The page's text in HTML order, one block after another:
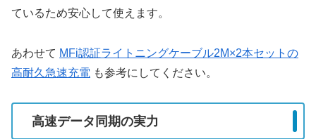
ているため安心して使えます。
あわせて MFi認証ライトニングケーブル2M×2本セットの
高耐久急速充電 も参考にしてください。
高速データ同期の実力